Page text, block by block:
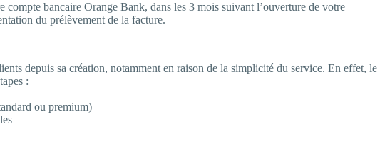
compte bancaire Orange Bank, dans les 3 mois suivant l’ouverture de votre
du prélèvement de la facture.
depuis sa création, notamment en raison de la simplicité du service. En effet, le
:
ou premium)